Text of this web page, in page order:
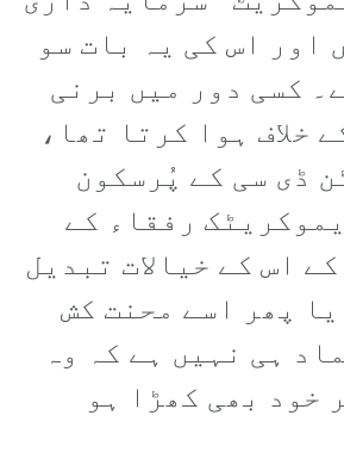
اور اس کی یہ بات سو
کسی دور میں برنی
خلاف ہوا کرتا تھا،
ڈی سی کے پُرسکون
رفقاء کے
اس کے خیالات تبدیل
پھر اسے محنت کش
ہی نہیں ہے کہ وہ
خود بھی کھڑا ہو